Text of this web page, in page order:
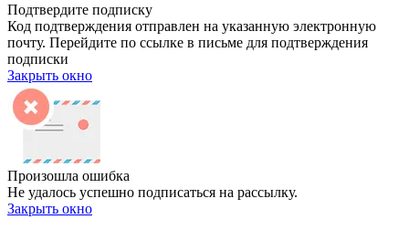
Подтвердите подписку
Код подтверждения отправлен на указанную электронную
почту. Перейдите по ссылке в письме для подтверждения
подписки
Закрыть окно
Произошла ошибка
Не удалось успешно подписаться на рассылку.
Закрыть окно